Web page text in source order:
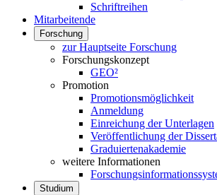
Schriftreihen
Mitarbeitende
Forschung
zur Hauptseite Forschung
Forschungskonzept
GEO²
Promotion
Promotionsmöglichkeit
Anmeldung
Einreichung der Unterlagen
Veröffentlichung der
Graduiertenakademie
weitere Informationen
Studium